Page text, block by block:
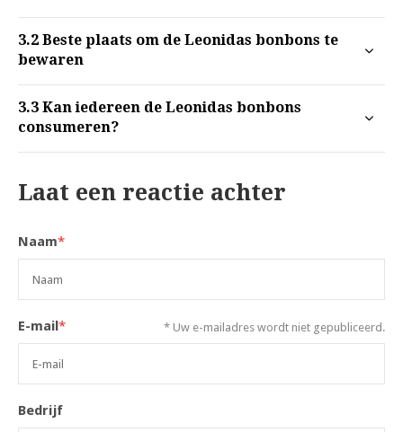
3.2 Beste plaats om de Leonidas bonbons te
bewaren
3.3 Kan iedereen de Leonidas bonbons
consumeren?
Laat een reactie achter
Naam*
E-mail* * Uw e-mailadres wordt niet gepubliceerd.
Bedrijf